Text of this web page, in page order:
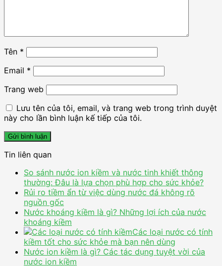
Tên *
Email *
Trang web
Lưu tên của tôi, email, và trang web trong trình duyệt
này cho lần bình luận kế tiếp của tôi.
Tin liên quan
So sánh nước ion kiềm và nước tinh khiết thông
thường: Đâu là lựa chọn phù hợp cho sức khỏe?
Rủi ro tiềm ẩn từ việc dùng nước đá không rõ
nguồn gốc
Nước khoáng kiềm là gì? Những lợi ích của nước
khoáng kiềm
Các loại nước có tính
kiềm tốt cho sức khỏe mà bạn nên dùng
Nước ion kiềm là gì? Các tác dụng tuyệt vời của
nước ion kiềm